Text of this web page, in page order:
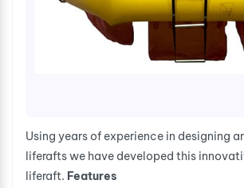
Using years of experience in designing
liferafts we have developed this
liferaft. Features